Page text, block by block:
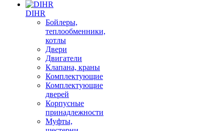
DIHR
Бойлеры,
теплообменники,
котлы
Двери
Двигатели
Клапана, краны
Комплектующие
Комплектующие
дверей
Корпусные
принадлежности
Муфты,